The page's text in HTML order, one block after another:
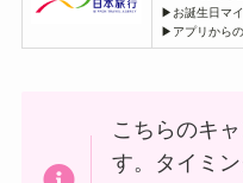
▶お誕生日マ
▶アプリから
こちらのキ
す。タイミ